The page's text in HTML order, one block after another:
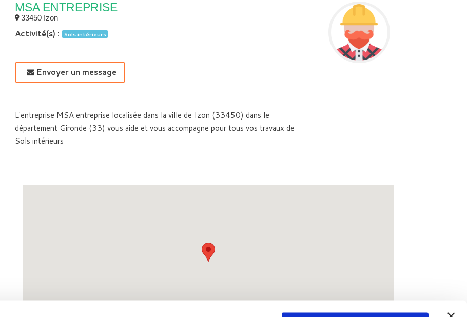
MSA ENTREPRISE
33450 Izon
Activité(s) : Sols intérieurs
Envoyer un message
L'entreprise MSA entreprise localisée dans la ville de Izon (33450) dans le
département Gironde (33) vous aide et vous accompagne pour tous vos travaux de
Sols intérieurs